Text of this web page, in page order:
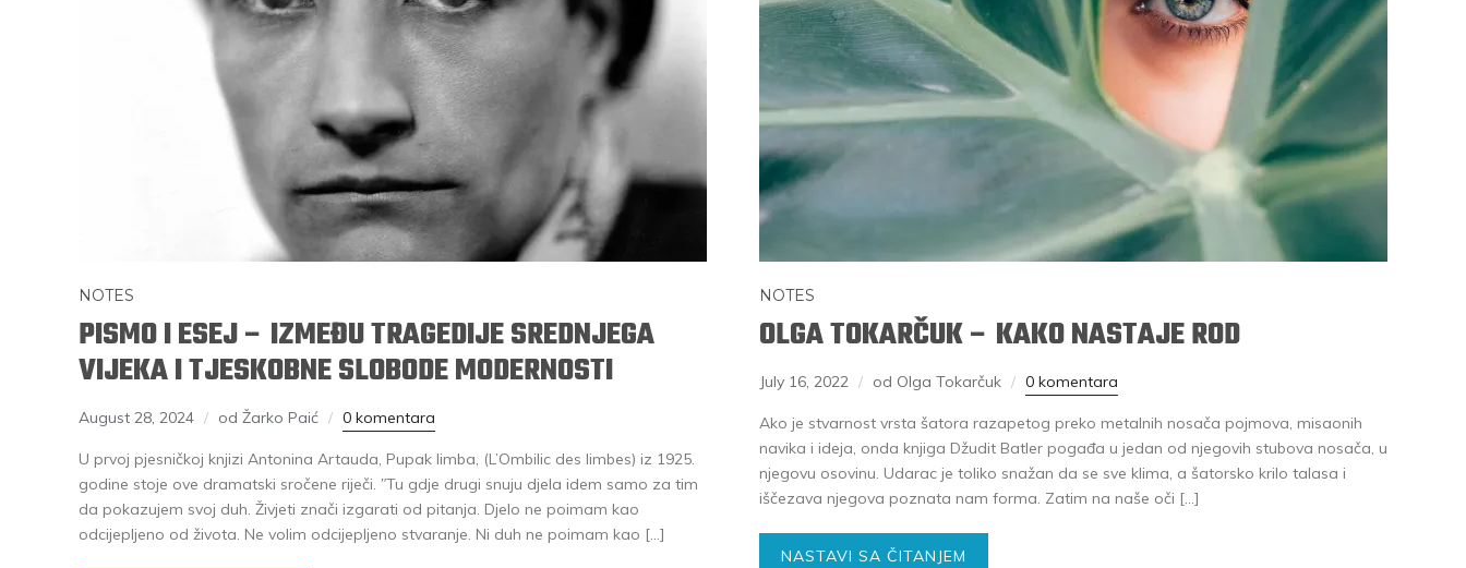
NOTES
PISMO I ESEJ – IZMEĐU TRAGEDIJE SREDNJEGA
VIJEKA I TJESKOBNE SLOBODE MODERNOSTI
August 28, 2024 od Žarko Paić 0 komentara
U prvoj pjesničkoj knjizi Antonina Artauda, Pupak limba, (L’Ombilic des limbes) iz 1925.
godine stoje ove dramatski sročene riječi. ʺTu gdje drugi snuju djela idem samo za tim
da pokazujem svoj duh. Živjeti znači izgarati od pitanja. Djelo ne poimam kao
odcijepljeno od života. Ne volim odcijepljeno stvaranje. Ni duh ne poimam kao […]
NOTES
OLGA TOKARČUK – KAKO NASTAJE ROD
July 16, 2022 od Olga Tokarčuk 0 komentara
Ako je stvarnost vrsta šatora razapetog preko metalnih nosača pojmova, misaonih
navika i ideja, onda knjiga Džudit Batler pogađa u jedan od njegovih stubova nosača, u
njegovu osovinu. Udarac je toliko snažan da se sve klima, a šatorsko krilo talasa i
iščezava njegova poznata nam forma. Zatim na naše oči […]
NASTAVI SA ČITANJEM